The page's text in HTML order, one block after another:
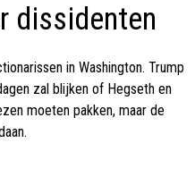
dissidenten
in Washington. Trump
zal blijken of Hegseth en
moeten pakken, maar de